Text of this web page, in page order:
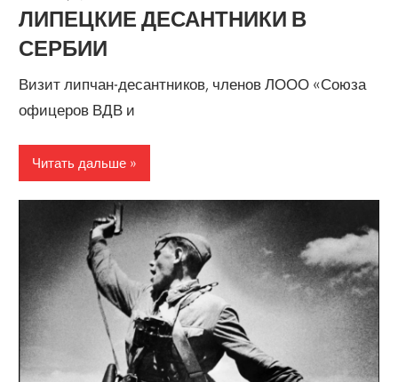
ЛИПЕЦКИЕ ДЕСАНТНИКИ В
СЕРБИИ
Визит липчан-десантников, членов ЛООО «Союза
офицеров ВДВ и
Читать дальше